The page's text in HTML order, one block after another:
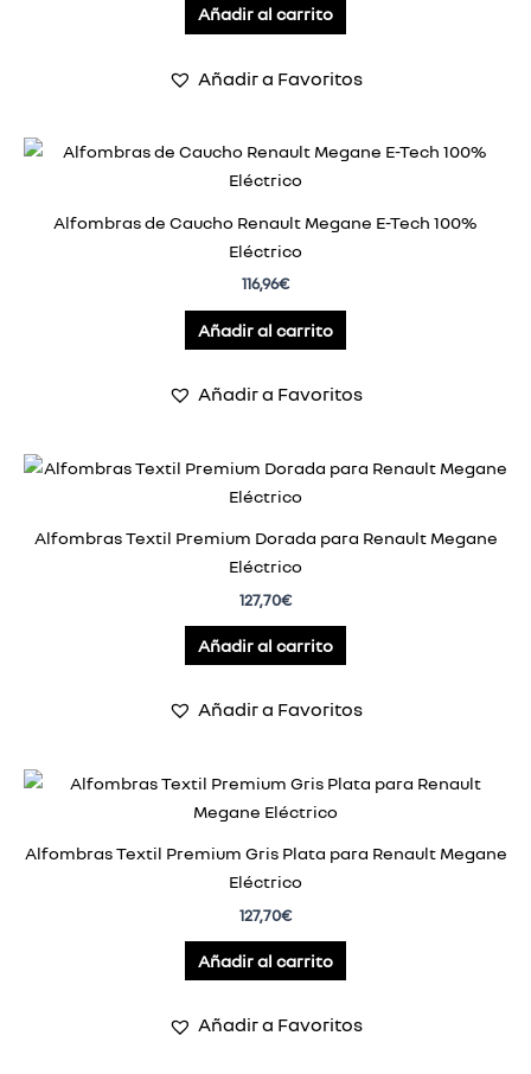
Añadir al carrito
Añadir a Favoritos
Alfombras de Caucho Renault Megane E-Tech 100%
Eléctrico
116,96€
Añadir al carrito
Añadir a Favoritos
Alfombras Textil Premium Dorada para Renault Megane
Eléctrico
127,70€
Añadir al carrito
Añadir a Favoritos
Alfombras Textil Premium Gris Plata para Renault Megane
Eléctrico
127,70€
Añadir al carrito
Añadir a Favoritos